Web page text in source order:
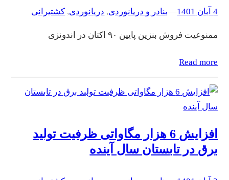
4 آبان 1401 –
–بنادر و دریانوردی, دریانوردی, کشتیرانی
ممنوعیت فروش بنزین پایین ۹۰ اکتان در اندونزی
Read more
افزایش 6 هزار مگاواتی ظرفیت تولید
برق در تابستان سال آینده